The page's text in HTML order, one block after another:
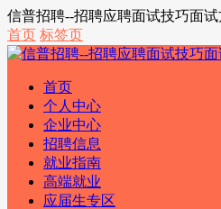
信普招聘--招聘应聘面试技巧面
首页 标签页
首页
个人中心
企业中心
招聘信息
就业指南
高端就业
应届生专区